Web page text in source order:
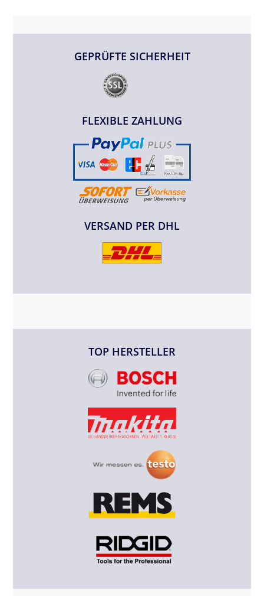
GEPRÜFTE SICHERHEIT
FLEXIBLE ZAHLUNG
VERSAND PER DHL
TOP HERSTELLER